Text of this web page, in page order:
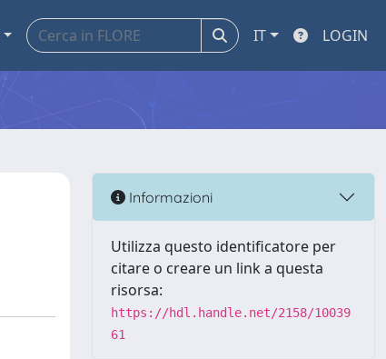
IT LOGIN
Informazioni
Utilizza questo identificatore per
citare o creare un link a questa
risorsa:
https://hdl.handle.net/2158/10039
61